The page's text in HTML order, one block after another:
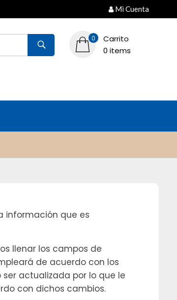
Mi Cuenta
0
Carrito
0 items
información que es
llenar los campos de
de acuerdo con los
actualizada por lo que le
con dichos cambios.